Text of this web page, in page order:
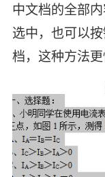
中文档的全部
选中，也可以
档，这种方法更